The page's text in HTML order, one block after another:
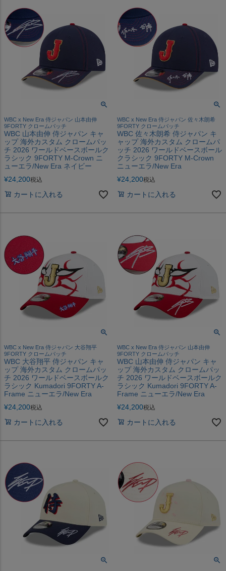
WBC x New Era 侍ジャパン 山本由伸
9FORTY クロームパッチ
WBC 山本由伸 侍ジャパン キャ
ップ 海外カスタム クロームパッ
チ 2026 ワールドベースボールク
ラシック 9FORTY M-Crown ニ
ューエラ/New Era ネイビー
¥24,200税込
カートに入れる
WBC x New Era 侍ジャパン 佐々木朗希
9FORTY クロームパッチ
WBC 佐々木朗希 侍ジャパン キ
ャップ 海外カスタム クロームパ
ッチ 2026 ワールドベースボール
クラシック 9FORTY M-Crown
ニューエラ/New Era
¥24,200税込
カートに入れる
WBC x New Era 侍ジャパン 大谷翔平
9FORTY クロームパッチ
WBC 大谷翔平 侍ジャパン キャ
ップ 海外カスタム クロームパッ
チ 2026 ワールドベースボールク
ラシック Kumadori 9FORTY A-
Frame ニューエラ/New Era
¥24,200税込
カートに入れる
WBC x New Era 侍ジャパン 山本由伸
9FORTY クロームパッチ
WBC 山本由伸 侍ジャパン キャ
ップ 海外カスタム クロームパッ
チ 2026 ワールドベースボールク
ラシック Kumadori 9FORTY A-
Frame ニューエラ/New Era
¥24,200税込
カートに入れる